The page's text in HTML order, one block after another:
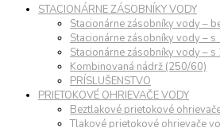
STACIONÁRNE ZÁSOBNÍKY VODY
Stacionárne zásobníky vody –
Stacionárne zásobníky vody – s
Stacionárne zásobníky vody – s
Kombinovaná nádrž (250/60)
PRÍSLUŠENSTVO
PRIETOKOVÉ OHRIEVAČE VODY
Beztlakové prietokové
Tlakové prietokové ohrievače